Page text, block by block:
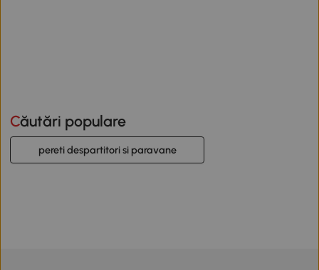
Căutări populare
pereti despartitori si paravane